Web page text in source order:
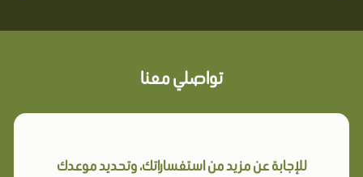
تواصلي معنا
للإجابة عن مزيد من استفساراتك، وتحديد موعدك